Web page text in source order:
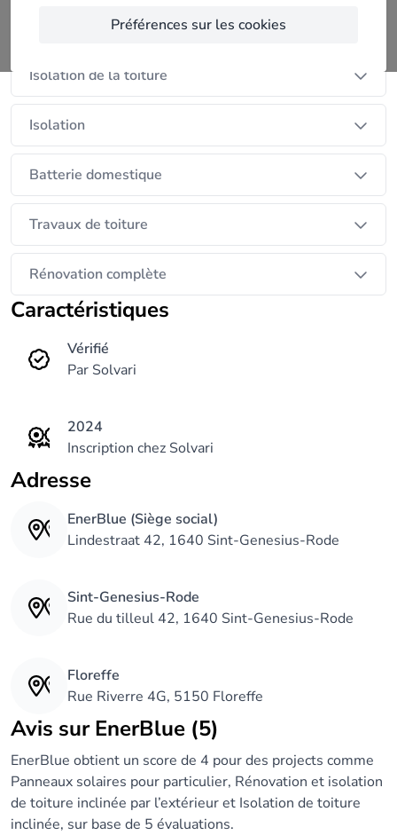
Préférences sur les cookies
Panneaux solaires
Isolation de la toiture
Isolation
Batterie domestique
Travaux de toiture
Rénovation complète
Caractéristiques
Vérifié
Par Solvari
2024
Inscription chez Solvari
Adresse
EnerBlue (Siège social)
Lindestraat 42, 1640 Sint-Genesius-Rode
Sint-Genesius-Rode
Rue du tilleul 42, 1640 Sint-Genesius-Rode
Floreffe
Rue Riverre 4G, 5150 Floreffe
Avis sur EnerBlue (5)
EnerBlue obtient un score de 4 pour des projects comme
Panneaux solaires pour particulier, Rénovation et isolation
de toiture inclinée par l’extérieur et Isolation de toiture
inclinée, sur base de 5 évaluations.